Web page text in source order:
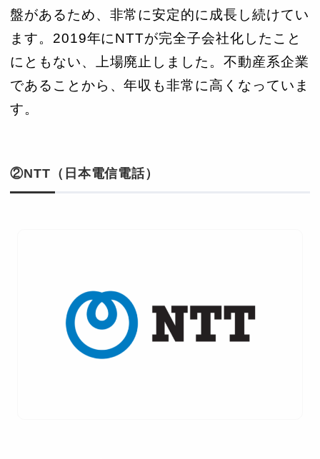
盤があるため、非常に安定的に成長し続けてい
ます。2019年にNTTが完全子会社化したこと
にともない、上場廃止しました。不動産系企業
であることから、年収も非常に高くなっていま
す。
②NTT（日本電信電話）